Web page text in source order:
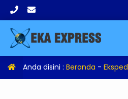
Anda disini : Beranda -